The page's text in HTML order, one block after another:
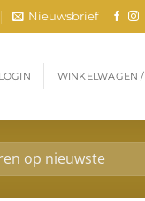
Nieuwsbrief
LOGIN WINKELWAGEN /